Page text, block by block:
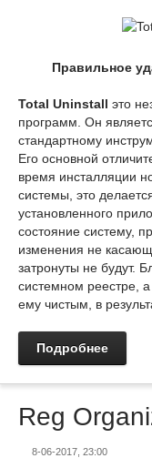
Правильное
Total Uninstall это
программ. Он
стандартному
Его основной
время инсталляции
системы, это
установленного
состояние систему,
изменения не
затронуты не будут.
системном реестре,
ему чистым, в
Подробнее
Reg
8-06-2017, 23:00